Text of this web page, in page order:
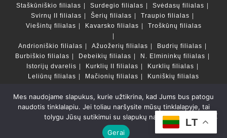
Staškūniškio filialas
Surdegio filialas
Svėdasų filialas
Svirnų II filialas
Šerių filialas
Traupio filialas
Viešintų filialas
Kavarsko filialas Troškūnų filialas
Andrioniškio filialas Ažuožerių filialas
Budrių filialas
Burbiškio filialas
Debeikių filialas
N. Elmininkų filialas
Istorijų dvarelis
Kurklių II filialas
Kurklių filialas
Leliūnų filialas
Mačionių filialas Kuniškių filialas
Duomenų bazės ir katalogai
LT
Copyright © Anykščių rajono savivaldybės Liudvikos ir
Stanislovo Didžiulių viešoji biblioteka 2022 Powered by
Getspace
LT
Mes naudojame slapukus, kurie užtikrina, kad Jums bus patogu
naudotis tinklalapiu. Jei toliau naršysite mūsų tinklalapyje, tai
tolygu Jūsų sutikimui su slapukų naudojimu.
Gerai